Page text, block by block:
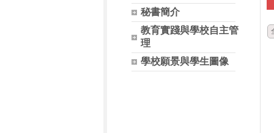
秘書簡介
教育實踐與學校自主管
理
學校願景與學生圖像